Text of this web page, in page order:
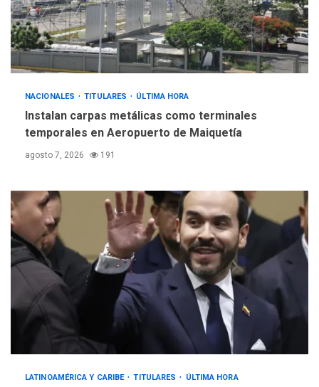
Hiroshima 81 años de la
debacle atómica. Japón
debate principios no
nucleares
NACIONALES TITULARES ÚLTIMA HORA
Instalan carpas metálicas como terminales
temporales en Aeropuerto de Maiquetía
agosto 7, 2026 191
LATINOAMÉRICA Y CARIBE TITULARES ÚLTIMA HORA